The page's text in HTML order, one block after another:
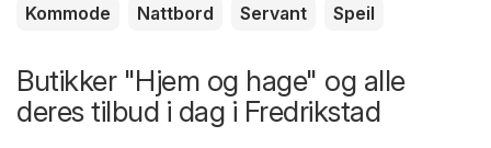
Kommode
Nattbord Servant Speil
Butikker "Hjem og hage" og alle
deres tilbud i dag i Fredrikstad